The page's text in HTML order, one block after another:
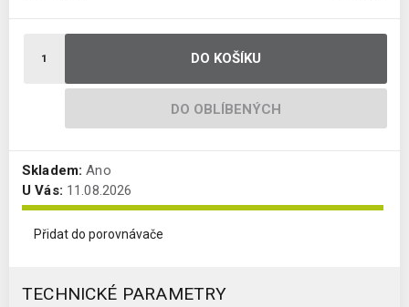
DO KOŠÍKU
DO OBLÍBENÝCH
Skladem: Ano
U Vás: 11.08.2026
Přidat do porovnávače
TECHNICKÉ PARAMETRY